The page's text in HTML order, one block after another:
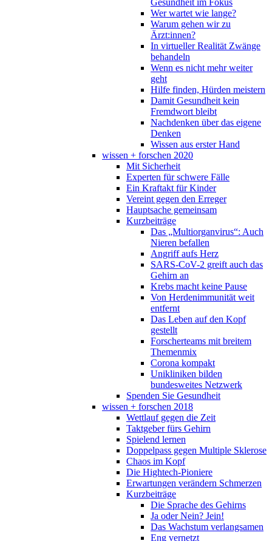
Gesundheit im Fokus
Wer wartet wie lange?
Warum gehen wir zu
Ärzt:innen?
In virtueller Realität Zwänge
behandeln
Wenn es nicht mehr weiter
geht
Hilfe finden, Hürden meistern
Damit Gesundheit kein
Fremdwort bleibt
Nachdenken über das eigene
Denken
Wissen aus erster Hand
wissen + forschen 2020
Mit Sicherheit
Experten für schwere Fälle
Ein Kraftakt für Kinder
Vereint gegen den Erreger
Hauptsache gemeinsam
Kurzbeiträge
Das „Multiorganvirus“: Auch
Nieren befallen
Angriff aufs Herz
SARS-CoV-2 greift auch das
Gehirn an
Krebs macht keine Pause
Von Herdenimmunität weit
entfernt
Das Leben auf den Kopf
gestellt
Forscherteams mit breitem
Themenmix
Corona kompakt
Unikliniken bilden
bundesweites Netzwerk
Spenden Sie Gesundheit
wissen + forschen 2018
Wettlauf gegen die Zeit
Taktgeber fürs Gehirn
Spielend lernen
Doppelpass gegen Multiple Sklerose
Chaos im Kopf
Die Hightech-Pioniere
Erwartungen verändern Schmerzen
Kurzbeiträge
Die Sprache des Gehirns
Ja oder Nein? Jein!
Das Wachstum verlangsamen
Eng vernetzt